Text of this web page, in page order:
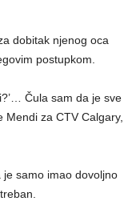
dobitak njenog oca
postupkom.
Čula sam da je sve
Mendi za CTV Calgary,
je samo imao dovoljno